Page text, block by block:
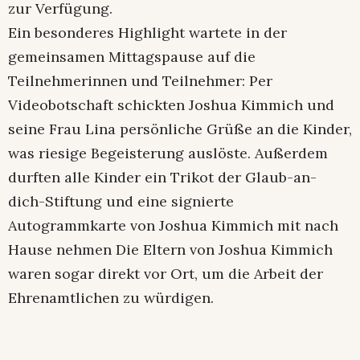
zur Verfügung.
Ein besonderes Highlight wartete in der
gemeinsamen Mittagspause auf die
Teilnehmerinnen und Teilnehmer: Per
Videobotschaft schickten Joshua Kimmich und
seine Frau Lina persönliche Grüße an die Kinder,
was riesige Begeisterung auslöste. Außerdem
durften alle Kinder ein Trikot der Glaub-an-
dich-Stiftung und eine signierte
Autogrammkarte von Joshua Kimmich mit nach
Hause nehmen Die Eltern von Joshua Kimmich
waren sogar direkt vor Ort, um die Arbeit der
Ehrenamtlichen zu würdigen.